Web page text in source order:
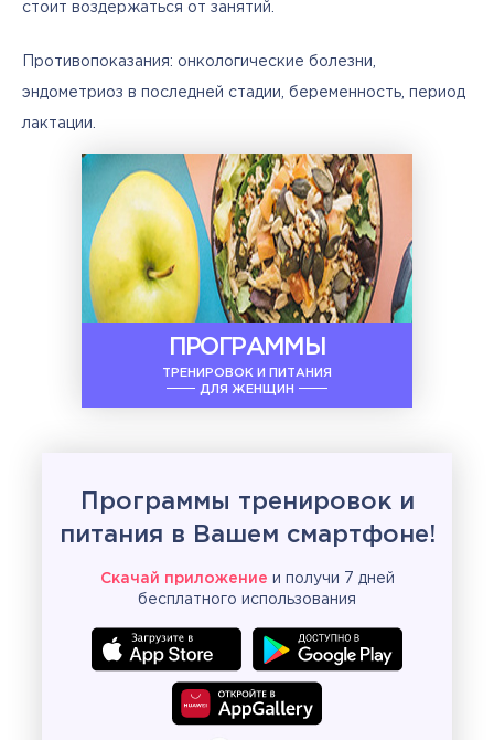
стоит воздержаться от занятий.
Противопоказания: онкологические болезни,
эндометриоз в последней стадии, беременность, период
лактации.
ПРОГРАММЫ
ТРЕНИРОВОК И ПИТАНИЯ
ДЛЯ ЖЕНЩИН
Программы тренировок и
питания в Вашем смартфоне!
Скачай приложение и получи 7 дней
бесплатного использования